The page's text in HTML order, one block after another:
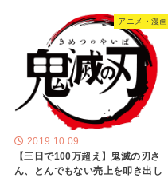
アニメ・漫画
2019.10.09
【三日で100万超え】鬼滅の刃さ
ん、とんでもない売上を叩き出し